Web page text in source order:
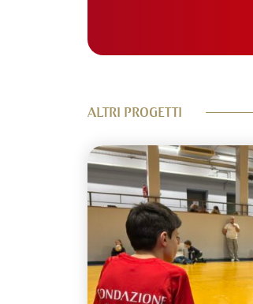
ALTRI PROGETTI